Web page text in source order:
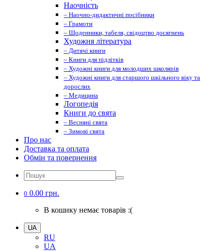
Наочність
– Наочно-дидактичні посібники
– Грамоти
– Щоденники, табеля, свідоцтво досягнень
Художня література
– Дитячі книги
– Книги для підлітків
– Художні книги для молодших школярів
– Художні книги для старшого шкільного віку та
дорослих
– Медицина
Логопедія
Книги до свята
– Весняні свята
– Зимові свята
Про нас
Доставка та оплата
Обмін та повернення
0 0.00 грн.
В кошику немає товарів :(
UA
RU
UA